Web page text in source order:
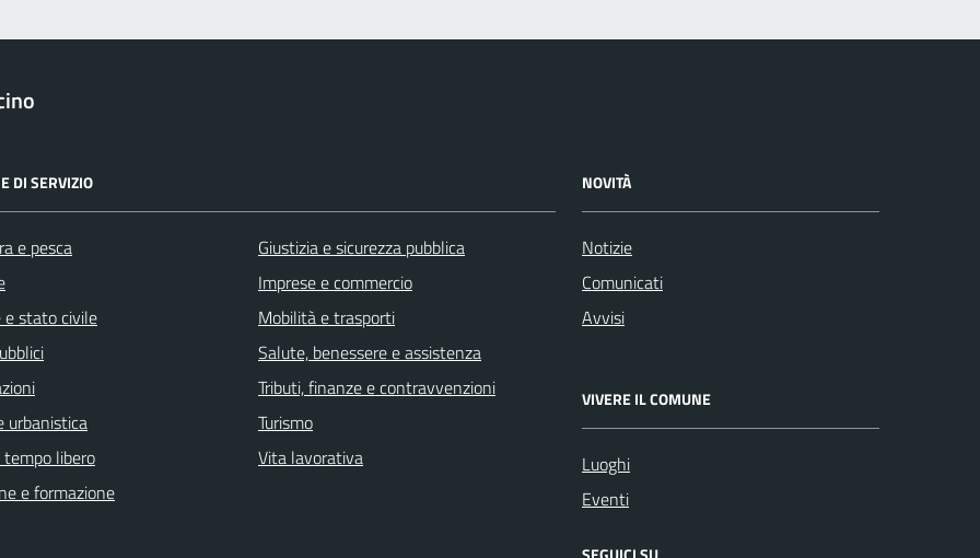
DI SERVIZIO
e pesca
e stato civile
urbanistica
libero
e formazione
Giustizia e sicurezza pubblica
Imprese e commercio
Mobilità e trasporti
Salute, benessere e assistenza
Tributi, finanze e contravvenzioni
Turismo
Vita lavorativa
NOVITÀ
Notizie
Comunicati
Avvisi
VIVERE IL COMUNE
Luoghi
Eventi